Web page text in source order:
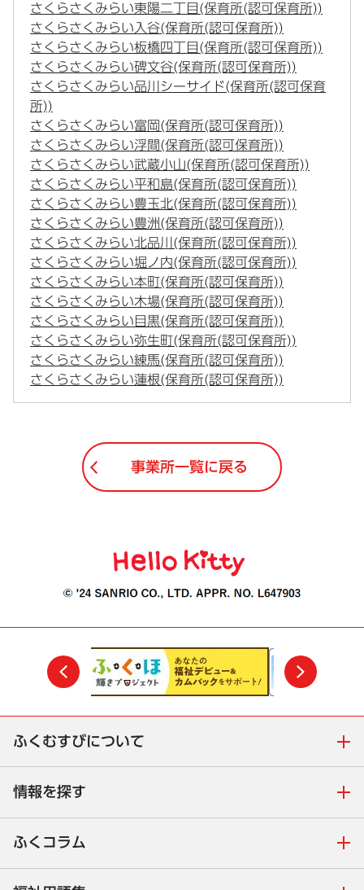
さくらさくみらい東陽二丁目(保育所(認可保育所))
さくらさくみらい入谷(保育所(認可保育所))
さくらさくみらい板橋四丁目(保育所(認可保育所))
さくらさくみらい碑文谷(保育所(認可保育所))
さくらさくみらい品川シーサイド(保育所(認可保育
所))
さくらさくみらい富岡(保育所(認可保育所))
さくらさくみらい浮間(保育所(認可保育所))
さくらさくみらい武蔵小山(保育所(認可保育所))
さくらさくみらい平和島(保育所(認可保育所))
さくらさくみらい豊玉北(保育所(認可保育所))
さくらさくみらい豊洲(保育所(認可保育所))
さくらさくみらい北品川(保育所(認可保育所))
さくらさくみらい堀ノ内(保育所(認可保育所))
さくらさくみらい本町(保育所(認可保育所))
さくらさくみらい木場(保育所(認可保育所))
さくらさくみらい目黒(保育所(認可保育所))
さくらさくみらい弥生町(保育所(認可保育所))
さくらさくみらい練馬(保育所(認可保育所))
さくらさくみらい蓮根(保育所(認可保育所))
事業所一覧に戻る
前
ふくむすびについて
情報を探す
ふくコラム